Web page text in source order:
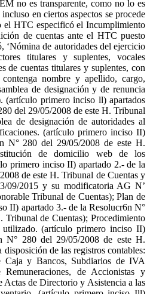
no es transparente, como no lo es
en ciertos aspectos se procede
el HTC especificó el Incumplimiento
de cuentas ante el HTC puesto
de autoridades del ejercicio
titulares y suplentes, vocales
de cuentas titulares y suplentes, con
nombre y apellido, cargo,
de designación y de renuncia
(artículo primero inciso ll) apartados
del 29/05/2008 de este H. Tribunal
de designación de autoridades al
(artículo primero inciso II)
N° 280 del 29/05/2008 de este H.
de domicilio web de los
primero inciso II) apartado 2.- de la
de este H. Tribunal de Cuentas y
09/2015 y su modificatoria AG N’
Tribunal de Cuentas); Plan de
II) apartado 3.- de la Resolucr6n N°
Tribunal de Cuentas); Procedimiento
utilizado. (artículo primero inciso II)
N° 280 del 29/05/2008 de este H.
disposición de las registros contables:
y Bancos, Subdiarios de IVA
de Accionistas y
Actas de Directorio y Asistencia a las